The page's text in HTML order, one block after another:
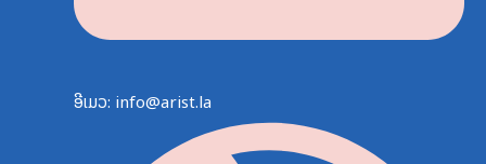
ອີເມວ: info@arist.la